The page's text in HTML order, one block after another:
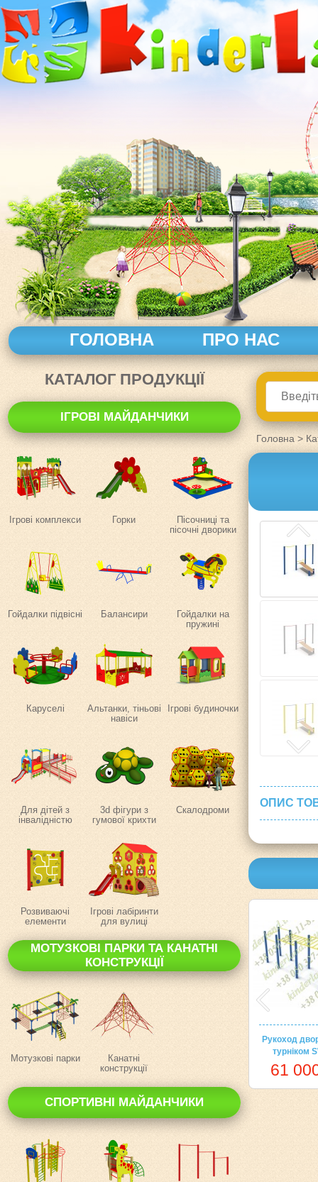
ГОЛОВНА ПРО НАС
КАТАЛОГ ПРОДУКЦІЇ
ІГРОВІ МАЙДАНЧИКИ
Ігрові комплекси Горки
Пісочниці та
пісочні дворики
Гойдалки підвісні Балансири
Гойдалки на
пружині
Каруселі
Альтанки, тіньові
навіси
Ігрові будиночки
Для дітей з
інвалідністю
3d фігури з
гумової крихти
Скалодроми
Розвиваючі
елементи
Ігрові лабіринти
для вулиці
МОТУЗКОВІ ПАРКИ ТА КАНАТНІ
КОНСТРУКЦІЇ
Мотузкові парки
Канатні
конструкції
СПОРТИВНІ МАЙДАНЧИКИ
Головна >
ОПИС
Рукоход
турніком
61